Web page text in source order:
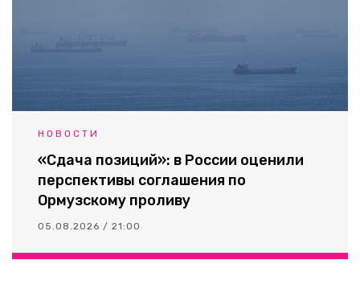
НОВОСТИ
«Сдача позиций»: в России оценили
перспективы соглашения по
Ормузскому проливу
05.08.2026 / 21:00